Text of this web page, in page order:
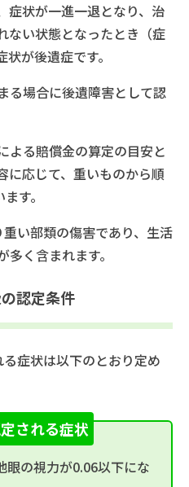
症状が一進一退となり、治
ない状態となったとき（症
が後遺症です。
る場合に後遺障害として認
よる賠償金の算定の目安と
に応じて、重いものから順
す。
い部類の傷害であり、生活
く含まれます。
認定条件
症状は以下のとおり定め
される症状
眼の視力が0.06以下にな